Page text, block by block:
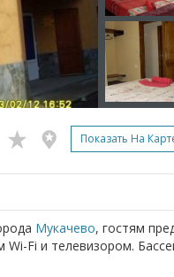
Показать На
Мукачево, гостям
Fi и телевизором.